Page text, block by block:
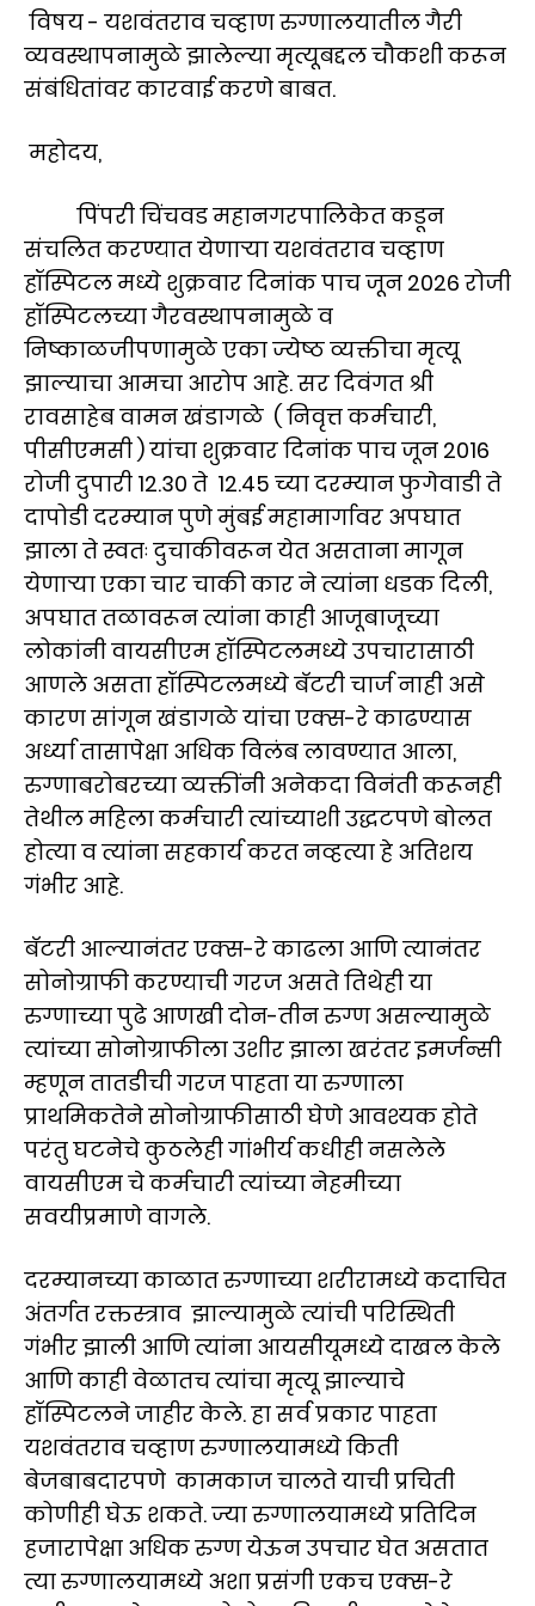
विषय - यशवंतराव चव्हाण रुग्णालयातील गैरी
व्यवस्थापनामुळे झालेल्या मृत्यूबद्दल चौकशी करून
संबंधितांवर कारवाई करणे बाबत.
महोदय,
पिंपरी चिंचवड महानगरपालिकेत कडून
संचलित करण्यात येणाऱ्या यशवंतराव चव्हाण
हॉस्पिटल मध्ये शुक्रवार दिनांक पाच जून 2026 रोजी
हॉस्पिटलच्या गैरवस्थापनामुळे व
निष्काळजीपणामुळे एका ज्येष्ठ व्यक्तीचा मृत्यू
झाल्याचा आमचा आरोप आहे. सर दिवंगत श्री
रावसाहेब वामन खंडागळे ( निवृत्त कर्मचारी,
पीसीएमसी ) यांचा शुक्रवार दिनांक पाच जून 2016
रोजी दुपारी 12.30 ते 12.45 च्या दरम्यान फुगेवाडी ते
दापोडी दरम्यान पुणे मुंबई महामार्गावर अपघात
झाला ते स्वतः दुचाकीवरून येत असताना मागून
येणाऱ्या एका चार चाकी कार ने त्यांना धडक दिली,
अपघात तळावरून त्यांना काही आजूबाजूच्या
लोकांनी वायसीएम हॉस्पिटलमध्ये उपचारासाठी
आणले असता हॉस्पिटलमध्ये बॅटरी चार्ज नाही असे
कारण सांगून खंडागळे यांचा एक्स-रे काढण्यास
अर्ध्या तासापेक्षा अधिक विलंब लावण्यात आला,
रुग्णाबरोबरच्या व्यक्तींनी अनेकदा विनंती करूनही
तेथील महिला कर्मचारी त्यांच्याशी उद्धटपणे बोलत
होत्या व त्यांना सहकार्य करत नव्हत्या हे अतिशय
गंभीर आहे.
बॅटरी आल्यानंतर एक्स-रे काढला आणि त्यानंतर
सोनोग्राफी करण्याची गरज असते तिथेही या
रुग्णाच्या पुढे आणखी दोन-तीन रुग्ण असल्यामुळे
त्यांच्या सोनोग्राफीला उशीर झाला खरंतर इमर्जन्सी
म्हणून तातडीची गरज पाहता या रुग्णाला
प्राथमिकतेने सोनोग्राफीसाठी घेणे आवश्यक होते
परंतु घटनेचे कुठलेही गांभीर्य कधीही नसलेले
वायसीएम चे कर्मचारी त्यांच्या नेहमीच्या
सवयीप्रमाणे वागले.
दरम्यानच्या काळात रुग्णाच्या शरीरामध्ये कदाचित
अंतर्गत रक्तस्त्राव झाल्यामुळे त्यांची परिस्थिती
गंभीर झाली आणि त्यांना आयसीयूमध्ये दाखल केले
आणि काही वेळातच त्यांचा मृत्यू झाल्याचे
हॉस्पिटलने जाहीर केले. हा सर्व प्रकार पाहता
यशवंतराव चव्हाण रुग्णालयामध्ये किती
बेजबाबदारपणे कामकाज चालते याची प्रचिती
कोणीही घेऊ शकते. ज्या रुग्णालयामध्ये प्रतिदिन
हजारापेक्षा अधिक रुग्ण येऊन उपचार घेत असतात
त्या रुग्णालयामध्ये अशा प्रसंगी एकच एक्स-रे